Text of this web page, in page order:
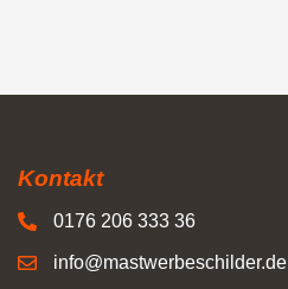
Kontakt
0176 206 333 36
info@mastwerbeschilder.de